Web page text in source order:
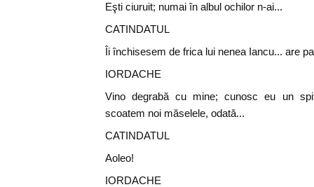
Eşti ciuruit; numai în albul ochilor n-ai...
CATINDATUL
Îi închisesem de frica lui nenea Iancu... are
IORDACHE
Vino degrabă cu mine; cunosc eu un
scoatem noi măselele, odată...
CATINDATUL
Aoleo!
IORDACHE